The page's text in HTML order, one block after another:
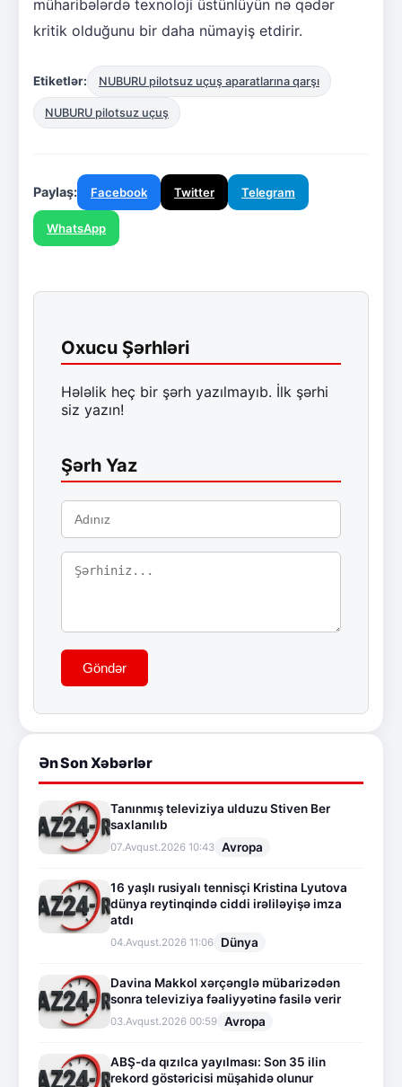
müharibələrdə texnoloji üstünlüyün nə qədər
kritik olduğunu bir daha nümayiş etdirir.
Etiketlər: NUBURU pilotsuz uçuş aparatlarına qarşı
NUBURU pilotsuz uçuş
Paylaş: Facebook Twitter Telegram
WhatsApp
Oxucu Şərhləri
Hələlik heç bir şərh yazılmayıb. İlk şərhi
siz yazın!
Şərh Yaz
Göndər
Ən Son Xəbərlər
Tanınmış televiziya ulduzu Stiven Ber
saxlanılıb
07.Avqust.2026 10:43 Avropa
16 yaşlı rusiyalı tennisçi Kristina Lyutova
dünya reytinqində ciddi irəliləyişə imza
atdı
04.Avqust.2026 11:06 Dünya
Davina Makkol xərçənglə mübarizədən
sonra televiziya fəaliyyətinə fasilə verir
03.Avqust.2026 00:59 Avropa
ABŞ-da qızılca yayılması: Son 35 ilin
rekord göstəricisi müşahidə olunur